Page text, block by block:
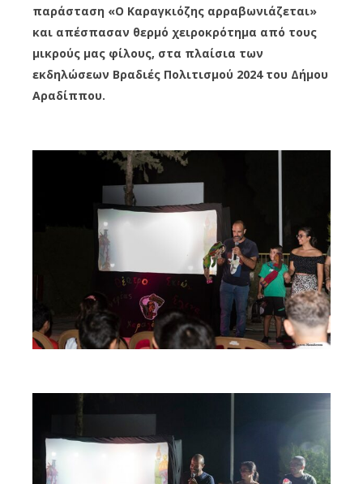
παράσταση «Ο Καραγκιόζης αρραβωνιάζεται»
και απέσπασαν θερμό χειροκρότημα από τους
μικρούς μας φίλους, στα πλαίσια των
εκδηλώσεων Βραδιές Πολιτισμού 2024 του Δήμου
Αραδίππου.